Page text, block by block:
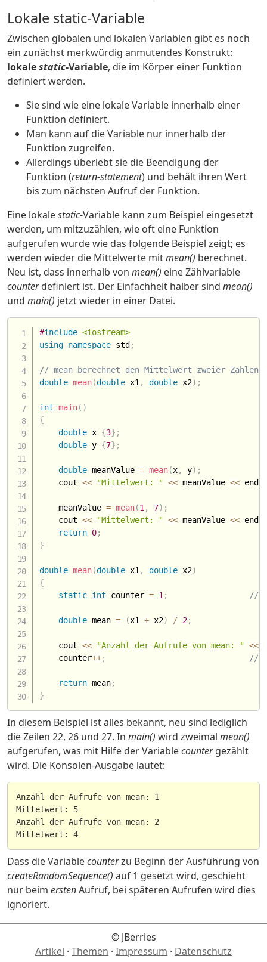
Lokale static-Variable
Zwischen globalen und lokalen Variablen gibt es noch
ein zunächst merkwürdig anmutendes Konstrukt:
lokalestatic-Variable, die im Körper einer Funktion
definiert werden.
Sie sind wie eine lokale Variable innerhalb einer
Funktion definiert.
Man kann auf die Variable nur innerhalb der
Funktion zugreifen.
Allerdings überlebt sie die Beendigung der
Funktion (return-statement) und behält ihren Wert
bis zum nächsten Aufruf der Funktion.
Eine lokalestatic-Variable kann zum Beispiel eingesetzt
werden, um mitzuzählen, wie oft eine Funktion
aufgerufen wurde wie das folgende Beispiel zeigt; es
werden wieder die Mittelwerte mitmean() berechnet.
Neu ist, dass innerhalb von mean() eine Zählvariable
counterdefiniert ist. Der Einfachheit halber sind mean()
und main() jetzt wieder in einer Datei.
#include <iostream>
using namespace std ;
// mean berechnet den Mittelwert zweier Zahlen
double mean(double x1 , double x2) ;
int main( )
{
double x {3} ;
double y {7} ;
double meanValue = mean(x, y) ;
    cout
<< "Mittelwert: " << meanValue << endl
    meanValue
= mean(1 , 7) ;
    cout
<< "Mittelwert: " << meanValue << endl
return 0;
}
double mean(double x1 , double x2)
{
static int counter = 1 ; //
double mean = (x1 + x2) / 2;
    cout
<< "Anzahl der Aufrufe von mean: " <<
    counter
++; //
return mean;
}
In diesem Beispiel ist alles bekannt, neu sind lediglich
die Zeilen 22, 26 und 27. In main() wird zweimal mean()
aufgerufen, was mit Hilfe der Variablecountergezählt
wird. Die Konsolen-Ausgabe lautet:
Anzahl der Aufrufe von mean: 1
Mittelwert: 5
Anzahl der Aufrufe von mean: 2
Dass die Variablecounterzu Beginn der Ausführung von
createRandomSequence() auf 1 gesetzt wird, geschieht
nur beim erstenAufruf, bei späteren Aufrufen wird dies
ignoriert.
© JBerries
Artikel · Themen · Impressum · Datenschutz